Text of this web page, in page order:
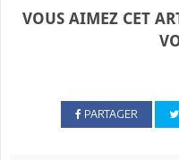
VOUS AIMEZ CET
PARTAGER